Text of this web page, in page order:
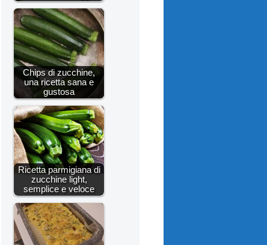
Chips di zucchine,
una ricetta sana e
gustosa
Ricetta parmigiana di
zucchine light,
semplice e veloce